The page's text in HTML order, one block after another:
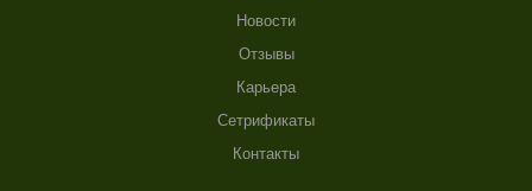
Новости
Отзывы
Карьера
Сетрификаты
Контакты